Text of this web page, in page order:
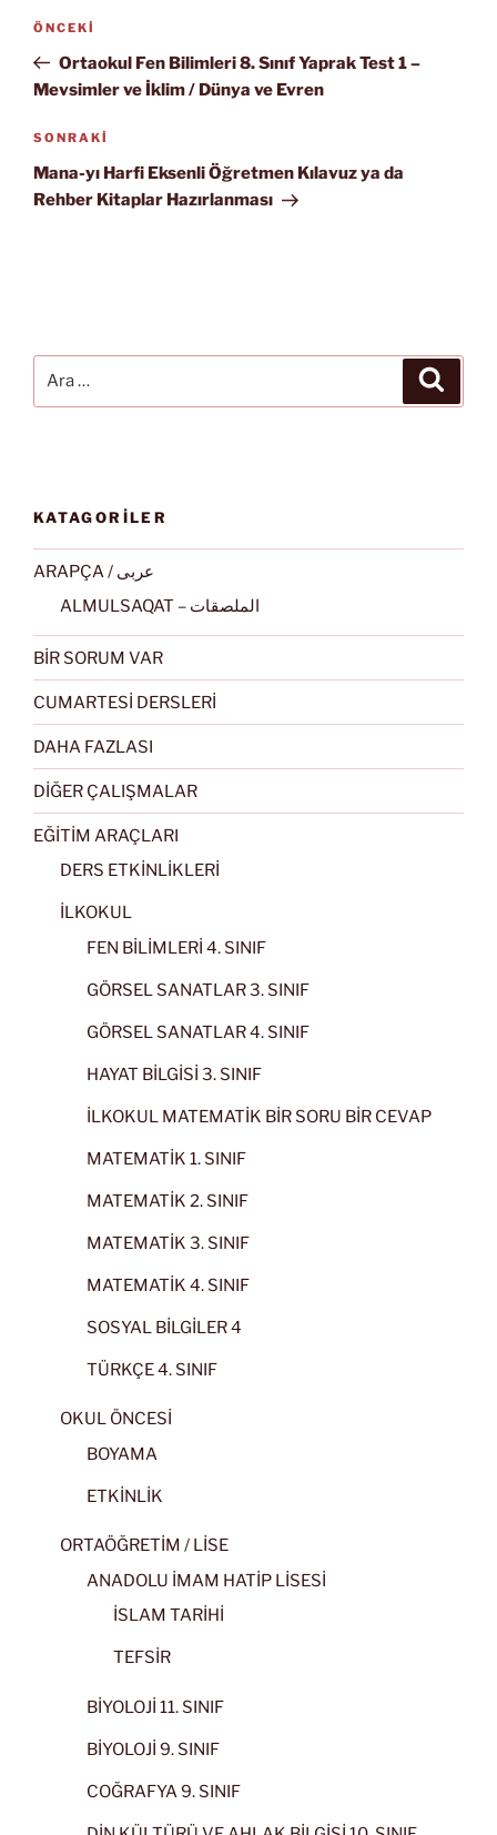
Yazı
Önceki
Yazı
ÖNCEKI
Ortaokul Fen Bilimleri 8. Sınıf Yaprak Test 1 –
Mevsimler ve İklim / Dünya ve Evren
Sonraki
Yazı
SONRAKI
Mana-yı Harfi Eksenli Öğretmen Kılavuz ya da
Rehber Kitaplar Hazırlanması
KATAGORİLER
ARAPÇA / عربى
ALMULSAQAT – الملصقات
BİR SORUM VAR
CUMARTESİ DERSLERİ
DAHA FAZLASI
DİĞER ÇALIŞMALAR
EĞİTİM ARAÇLARI
DERS ETKİNLİKLERİ
İLKOKUL
FEN BİLİMLERİ 4. SINIF
GÖRSEL SANATLAR 3. SINIF
GÖRSEL SANATLAR 4. SINIF
HAYAT BİLGİSİ 3. SINIF
İLKOKUL MATEMATİK BİR SORU BİR CEVAP
MATEMATİK 1. SINIF
MATEMATİK 2. SINIF
MATEMATİK 3. SINIF
MATEMATİK 4. SINIF
SOSYAL BİLGİLER 4
TÜRKÇE 4. SINIF
OKUL ÖNCESİ
BOYAMA
ETKİNLİK
ORTAÖĞRETİM / LİSE
ANADOLU İMAM HATİP LİSESİ
İSLAM TARİHİ
TEFSİR
BİYOLOJİ 11. SINIF
BİYOLOJİ 9. SINIF
COĞRAFYA 9. SINIF